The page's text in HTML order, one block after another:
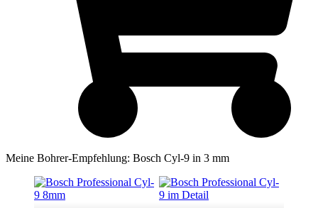
Meine Bohrer-Empfehlung: Bosch Cyl-9 in 3 mm